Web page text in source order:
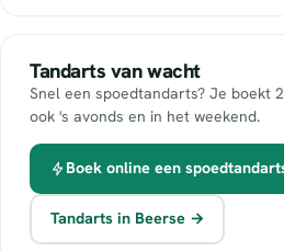
Tandarts van wacht
Snel een spoedtandarts? Je boekt
ook 's avonds en in het weekend.
Boek online een
Tandarts in Beerse →